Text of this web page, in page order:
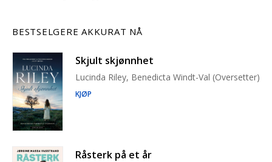
BESTSELGERE AKKURAT NÅ
Skjult skjønnhet
Lucinda Riley, Benedicta Windt-Val (Oversetter)
KJØP
Råsterk på et år